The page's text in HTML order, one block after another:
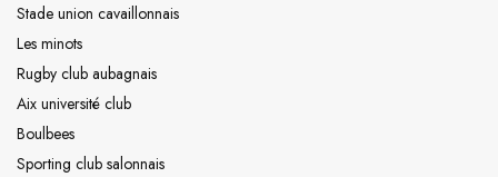
Stade union cavaillonnais
Les minots
Rugby club aubagnais
Aix université club
Boulbees
Sporting club salonnais